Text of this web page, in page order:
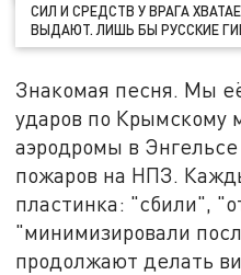
СИЛ И СРЕДСТВ У ВРАГА
ВЫДАЮТ. ЛИШЬ БЫ РУССКИЕ
Знакомая песня. Мы
ударов по Крымскому
аэродромы в
пожаров на НПЗ.
пластинка: "сбили",
"минимизировали
продолжают делать